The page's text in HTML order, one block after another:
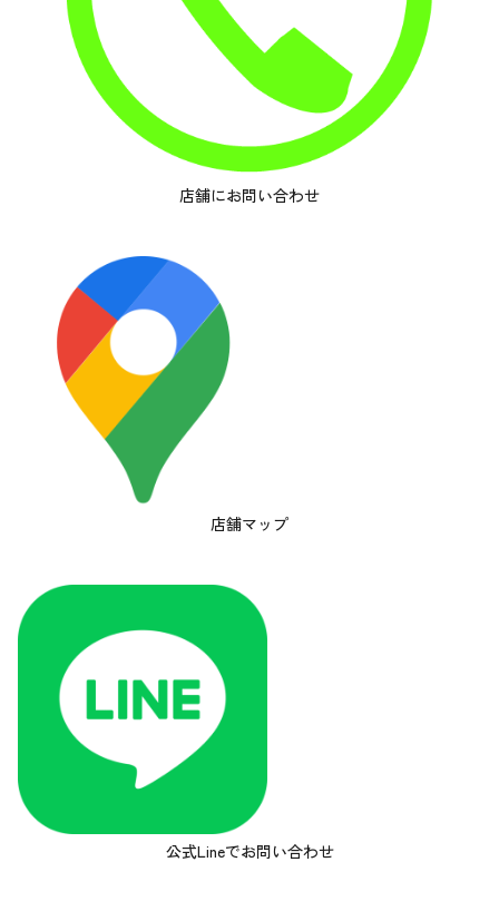
店舗にお問い合わせ
店舗マップ
公式Lineでお問い合わせ